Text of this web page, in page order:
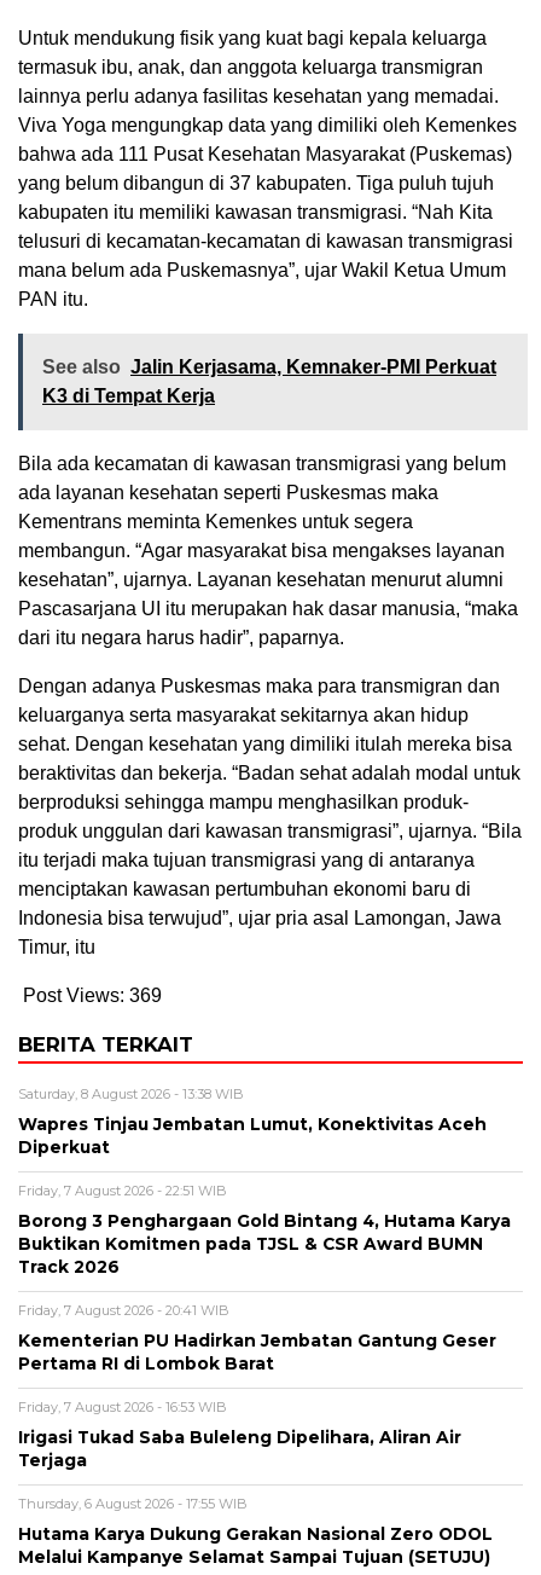
Untuk mendukung fisik yang kuat bagi kepala keluarga
termasuk ibu, anak, dan anggota keluarga transmigran
lainnya perlu adanya fasilitas kesehatan yang memadai.
Viva Yoga mengungkap data yang dimiliki oleh Kemenkes
bahwa ada 111 Pusat Kesehatan Masyarakat (Puskemas)
yang belum dibangun di 37 kabupaten. Tiga puluh tujuh
kabupaten itu memiliki kawasan transmigrasi. “Nah Kita
telusuri di kecamatan-kecamatan di kawasan transmigrasi
mana belum ada Puskemasnya”, ujar Wakil Ketua Umum
PAN itu.
See also Jalin Kerjasama, Kemnaker-PMI Perkuat
K3 di Tempat Kerja
Bila ada kecamatan di kawasan transmigrasi yang belum
ada layanan kesehatan seperti Puskesmas maka
Kementrans meminta Kemenkes untuk segera
membangun. “Agar masyarakat bisa mengakses layanan
kesehatan”, ujarnya. Layanan kesehatan menurut alumni
Pascasarjana UI itu merupakan hak dasar manusia, “maka
dari itu negara harus hadir”, paparnya.
Dengan adanya Puskesmas maka para transmigran dan
keluarganya serta masyarakat sekitarnya akan hidup
sehat. Dengan kesehatan yang dimiliki itulah mereka bisa
beraktivitas dan bekerja. “Badan sehat adalah modal untuk
berproduksi sehingga mampu menghasilkan produk-
produk unggulan dari kawasan transmigrasi”, ujarnya. “Bila
itu terjadi maka tujuan transmigrasi yang di antaranya
menciptakan kawasan pertumbuhan ekonomi baru di
Indonesia bisa terwujud”, ujar pria asal Lamongan, Jawa
Timur, itu
Post Views: 369
BERITA TERKAIT
Saturday, 8 August 2026 - 13:38 WIB
Wapres Tinjau Jembatan Lumut, Konektivitas Aceh
Diperkuat
Friday, 7 August 2026 - 22:51 WIB
Borong 3 Penghargaan Gold Bintang 4, Hutama Karya
Buktikan Komitmen pada TJSL & CSR Award BUMN
Track 2026
Friday, 7 August 2026 - 20:41 WIB
Kementerian PU Hadirkan Jembatan Gantung Geser
Pertama RI di Lombok Barat
Friday, 7 August 2026 - 16:53 WIB
Irigasi Tukad Saba Buleleng Dipelihara, Aliran Air
Terjaga
Thursday, 6 August 2026 - 17:55 WIB
Hutama Karya Dukung Gerakan Nasional Zero ODOL
Melalui Kampanye Selamat Sampai Tujuan (SETUJU)